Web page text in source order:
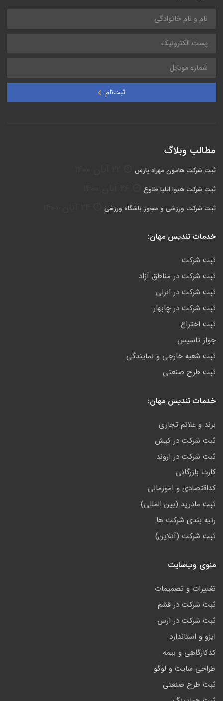
ثبت‌نام
مطالب وبلاگ
ثبت شرکت هامون مهراد پارس
ثبت شرکت هیوا ایلیا طلوع
ثبت شرکت ورزشی و مجوز باشگاه ورزشی
خدمات تندیس مهان:
ثبت شرکت
ثبت شرکت در مناطق آزاد
ثبت شرکت در انزلی
ثبت شرکت در چابهار
ثبت اختراع
جواز تاسیس
ثبت شعبه خارجی و نمایندگی
ثبت طرح صنعتی
خدمات تندیس مهان:
برند و علائم تجاری
ثبت شرکت در کیش
ثبت شرکت در اروند
کارت بازرگانی
کداقتصادی و امورمالی
ثبت مادرید (بین المللی)
رتبه بندی شرکت ها
ثبت شرکت (آنلاین)
منوی وب‌سایت
تغییرات و تصمیمات
ثبت شرکت در قشم
ثبت شرکت در ارس
ایزو و استاندارد
کدکارگاهی و بیمه
طراحی سایت و لوگو
ثبت طرح صنعتی